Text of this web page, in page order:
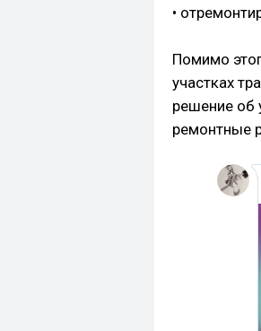
•
Помимо
участках
решение об
ремонтные